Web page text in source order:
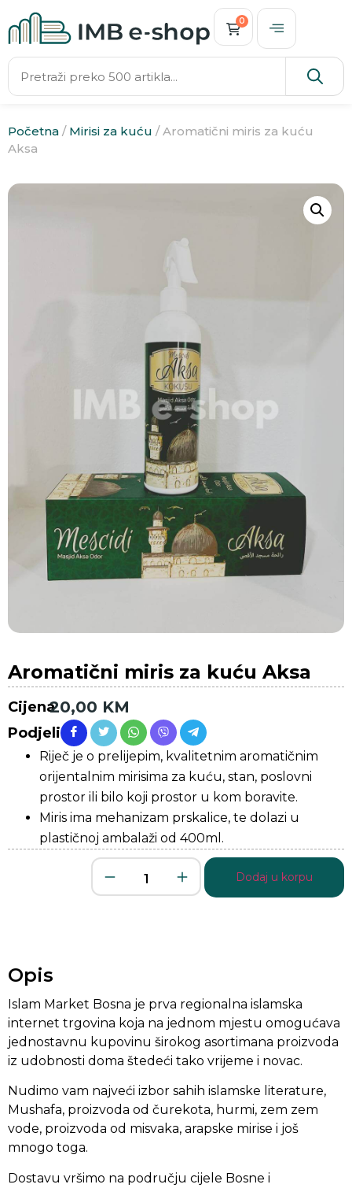
0
Početna / Mirisi za kuću / Aromatični miris za kuću
Aksa
Aromatični miris za kuću Aksa
Cijena20,00 KM
Podjeli
Riječ je o prelijepim, kvalitetnim aromatičnim
orijentalnim mirisima za kuću, stan, poslovni
prostor ili bilo koji prostor u kom boravite.
Miris ima mehanizam prskalice, te dolazi u
plastičnoj ambalaži od 400ml.
Dodaj u korpu
Opis
Islam Market Bosna je prva regionalna islamska
internet trgovina koja na jednom mjestu omogućava
jednostavnu kupovinu širokog asortimana proizvoda
iz udobnosti doma štedeći tako vrijeme i novac.
Nudimo vam najveći izbor sahih islamske literature,
Mushafa, proizvoda od čurekota, hurmi, zem zem
vode, proizvoda od misvaka, arapske mirise i još
mnogo toga.
Dostavu vršimo na području cijele Bosne i